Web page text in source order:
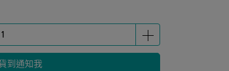
到通知我